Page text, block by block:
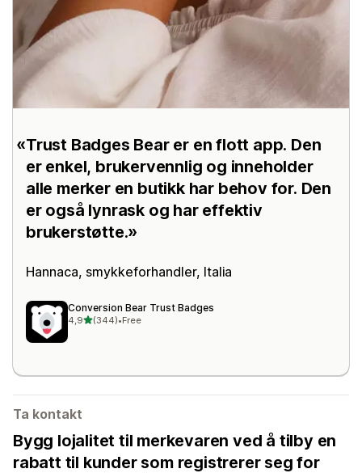
Trust Badges Bear er en flott app. Den
er enkel, brukervennlig og inneholder
alle merker en butikk har behov for. Den
er også lynrask og har effektiv
brukerstøtte.
Hannaca, smykkeforhandler, Italia
Conversion Bear Trust Badges
4,9av 5 stjerner
(344)
Totalt 344 omtaler
•Free
Ta kontakt
Bygg lojalitet til merkevaren ved å tilby en
rabatt til kunder som registrerer seg for